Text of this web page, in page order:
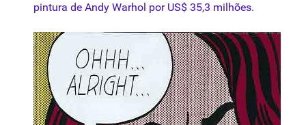
pintura de Andy Warhol por US$ 35,3 milhões.